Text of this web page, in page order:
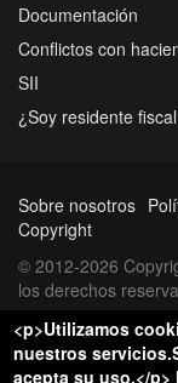
Documentación
Conflictos con
SII
¿Soy residente
Sobre nosotros
Copyright
© 2012-2026
los derechos
<p>Utilizamos
nuestros
acepta su uso.</p>